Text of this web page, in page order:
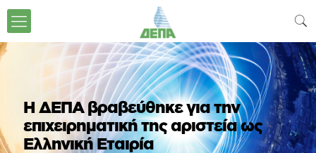
H ΔΕΠΑ βραβεύθηκε για την
επιχειρηματική της αριστεία ως
Ελληνική Εταιρία